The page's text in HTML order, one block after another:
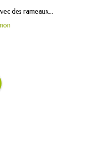
des rameaux...